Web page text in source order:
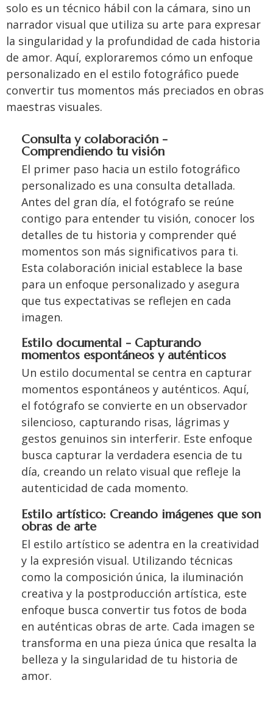
solo es un técnico hábil con la cámara, sino un
narrador visual que utiliza su arte para expresar
la singularidad y la profundidad de cada historia
de amor. Aquí, exploraremos cómo un enfoque
personalizado en el estilo fotográfico puede
convertir tus momentos más preciados en obras
maestras visuales.
Consulta y colaboración -
Comprendiendo tu visión
El primer paso hacia un estilo fotográfico
personalizado es una consulta detallada.
Antes del gran día, el fotógrafo se reúne
contigo para entender tu visión, conocer los
detalles de tu historia y comprender qué
momentos son más significativos para ti.
Esta colaboración inicial establece la base
para un enfoque personalizado y asegura
que tus expectativas se reflejen en cada
imagen.
Estilo documental - Capturando
momentos espontáneos y auténticos
Un estilo documental se centra en capturar
momentos espontáneos y auténticos. Aquí,
el fotógrafo se convierte en un observador
silencioso, capturando risas, lágrimas y
gestos genuinos sin interferir. Este enfoque
busca capturar la verdadera esencia de tu
día, creando un relato visual que refleje la
autenticidad de cada momento.
Estilo artístico: Creando imágenes que son
obras de arte
El estilo artístico se adentra en la creatividad
y la expresión visual. Utilizando técnicas
como la composición única, la iluminación
creativa y la postproducción artística, este
enfoque busca convertir tus fotos de boda
en auténticas obras de arte. Cada imagen se
transforma en una pieza única que resalta la
belleza y la singularidad de tu historia de
amor.